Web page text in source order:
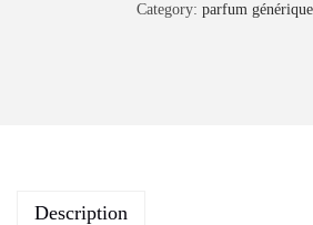
Category: parfum
Description